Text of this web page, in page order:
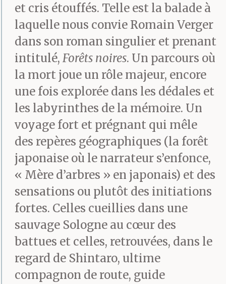
assis à ses côtés à lui
tenir la main ; parfois,
il répondait aux
pressions de mes
doigts d’un sourire
contracté. Embarrassé,
je tournais mon regard
vers la pompe à
morphine. J’y voyais
une sorte de pouls
artificiel cerclé de métal
dont l’influx
indéfectible et lent
et cris étouffés. Telle est la balade à
laquelle nous convie Romain Verger
dans son roman singulier et prenant
intitulé, Forêts noires. Un parcours où
la mort joue un rôle majeur, encore
une fois explorée dans les dédales et
les labyrinthes de la mémoire. Un
voyage fort et prégnant qui mêle
des repères géographiques (la forêt
japonaise où le narrateur s’enfonce,
« Mère d’arbres » en japonais) et des
sensations ou plutôt des initiations
fortes. Celles cueillies dans une
sauvage Sologne au cœur des
battues et celles, retrouvées, dans le
regard de Shintaro, ultime
compagnon de route, guide